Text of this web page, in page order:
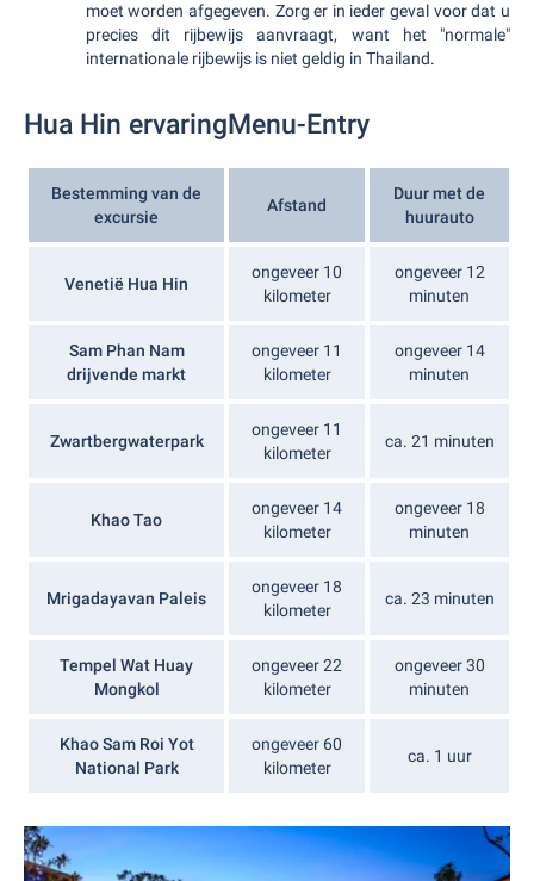
moet worden afgegeven. Zorg er in ieder geval voor dat u
precies dit rijbewijs aanvraagt, want het "normale"
internationale rijbewijs is niet geldig in Thailand.
Hua Hin ervaringMenu-Entry
Bestemming van de
excursie
Afstand
Duur met de
huurauto
Venetië Hua Hin
ongeveer 10
kilometer
ongeveer 12
minuten
Sam Phan Nam
drijvende markt
ongeveer 11
kilometer
ongeveer 14
minuten
Zwartbergwaterpark
ongeveer 11
kilometer
ca. 21 minuten
Khao Tao
ongeveer 14
kilometer
ongeveer 18
minuten
Mrigadayavan Paleis
ongeveer 18
kilometer
ca. 23 minuten
Tempel Wat Huay
Mongkol
ongeveer 22
kilometer
ongeveer 30
minuten
Khao Sam Roi Yot
National Park
ongeveer 60
kilometer
ca. 1 uur